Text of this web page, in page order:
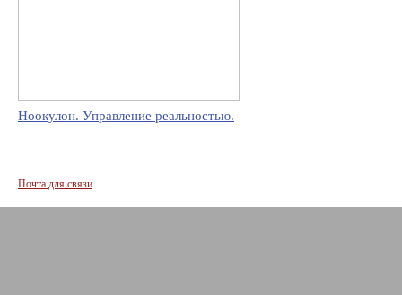
Ноокулон. Управление реальностью.
Почта для связи